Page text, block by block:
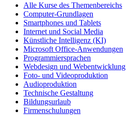
Alle Kurse des Themenbereichs
Computer-Grundlagen
Smartphones und Tablets
Internet und Social Media
Künstliche Intelligenz (KI)
Microsoft Office-Anwendungen
Programmiersprachen
Webdesign und Webentwicklung
Foto- und Videoproduktion
Audioproduktion
Technische Gestaltung
Bildungsurlaub
Firmenschulungen